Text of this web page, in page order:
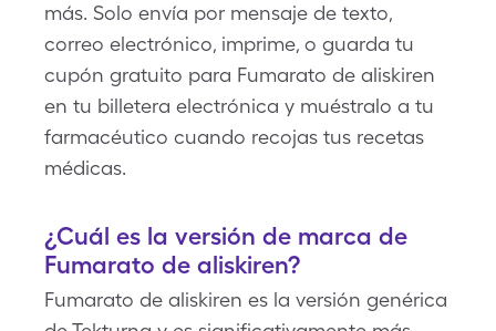
más. Solo envía por mensaje de texto,
correo electrónico, imprime, o guarda tu
cupón gratuito para Fumarato de aliskiren
en tu billetera electrónica y muéstralo a tu
farmacéutico cuando recojas tus recetas
médicas.
¿Cuál es la versión de marca de
Fumarato de aliskiren?
Fumarato de aliskiren es la versión genérica